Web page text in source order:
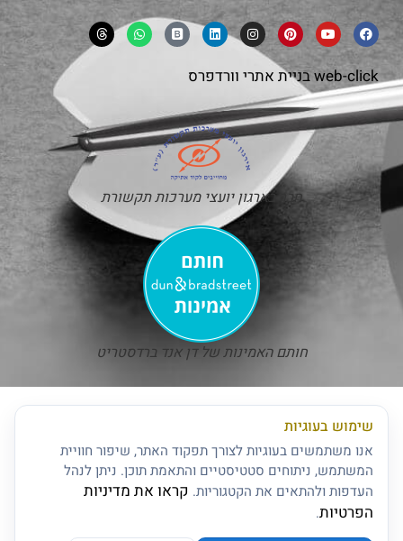
web-clickבניית אתרי וורדפרס
חבר בארגון יועצי מערכות תקשורת
חותם האמינות של דן אנד ברדסטריט
שימוש בעוגיות
אנו משתמשים בעוגיות לצורך תפקוד האתר, שיפור חוויית
המשתמש, ניתוחים סטטיסטיים והתאמת תוכן. ניתן לנהל
העדפות ולהתאים את הקטגוריות. קראו את מדיניות
הפרטיות.